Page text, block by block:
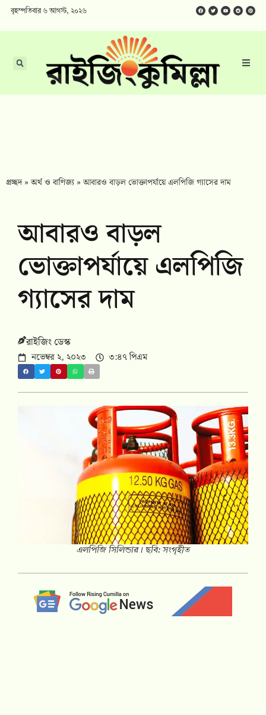
বৃহস্পতিবার ৬ আগস্ট, ২০২৬
প্রচ্ছদ»অর্থ ও বাণিজ্য»আবারও বাড়ল ভোক্তাপর্যায়ে এলপিজি গ্যাসের দাম
আবারও বাড়ল
ভোক্তাপর্যায়ে এলপিজি
গ্যাসের দাম
রাইজিং ডেস্ক
নভেম্বর ২, ২০২৩ ৩:৪৭ পিএম
এলপিজি সিলিন্ডার। ছবি: সংগৃহীত